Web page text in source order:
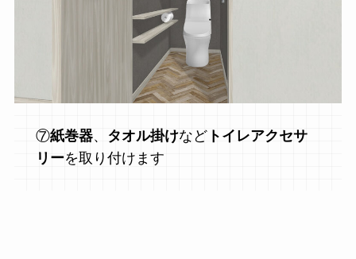
⑦紙巻器、 タオル掛けなどトイレアクセサ
リーを取り付けます